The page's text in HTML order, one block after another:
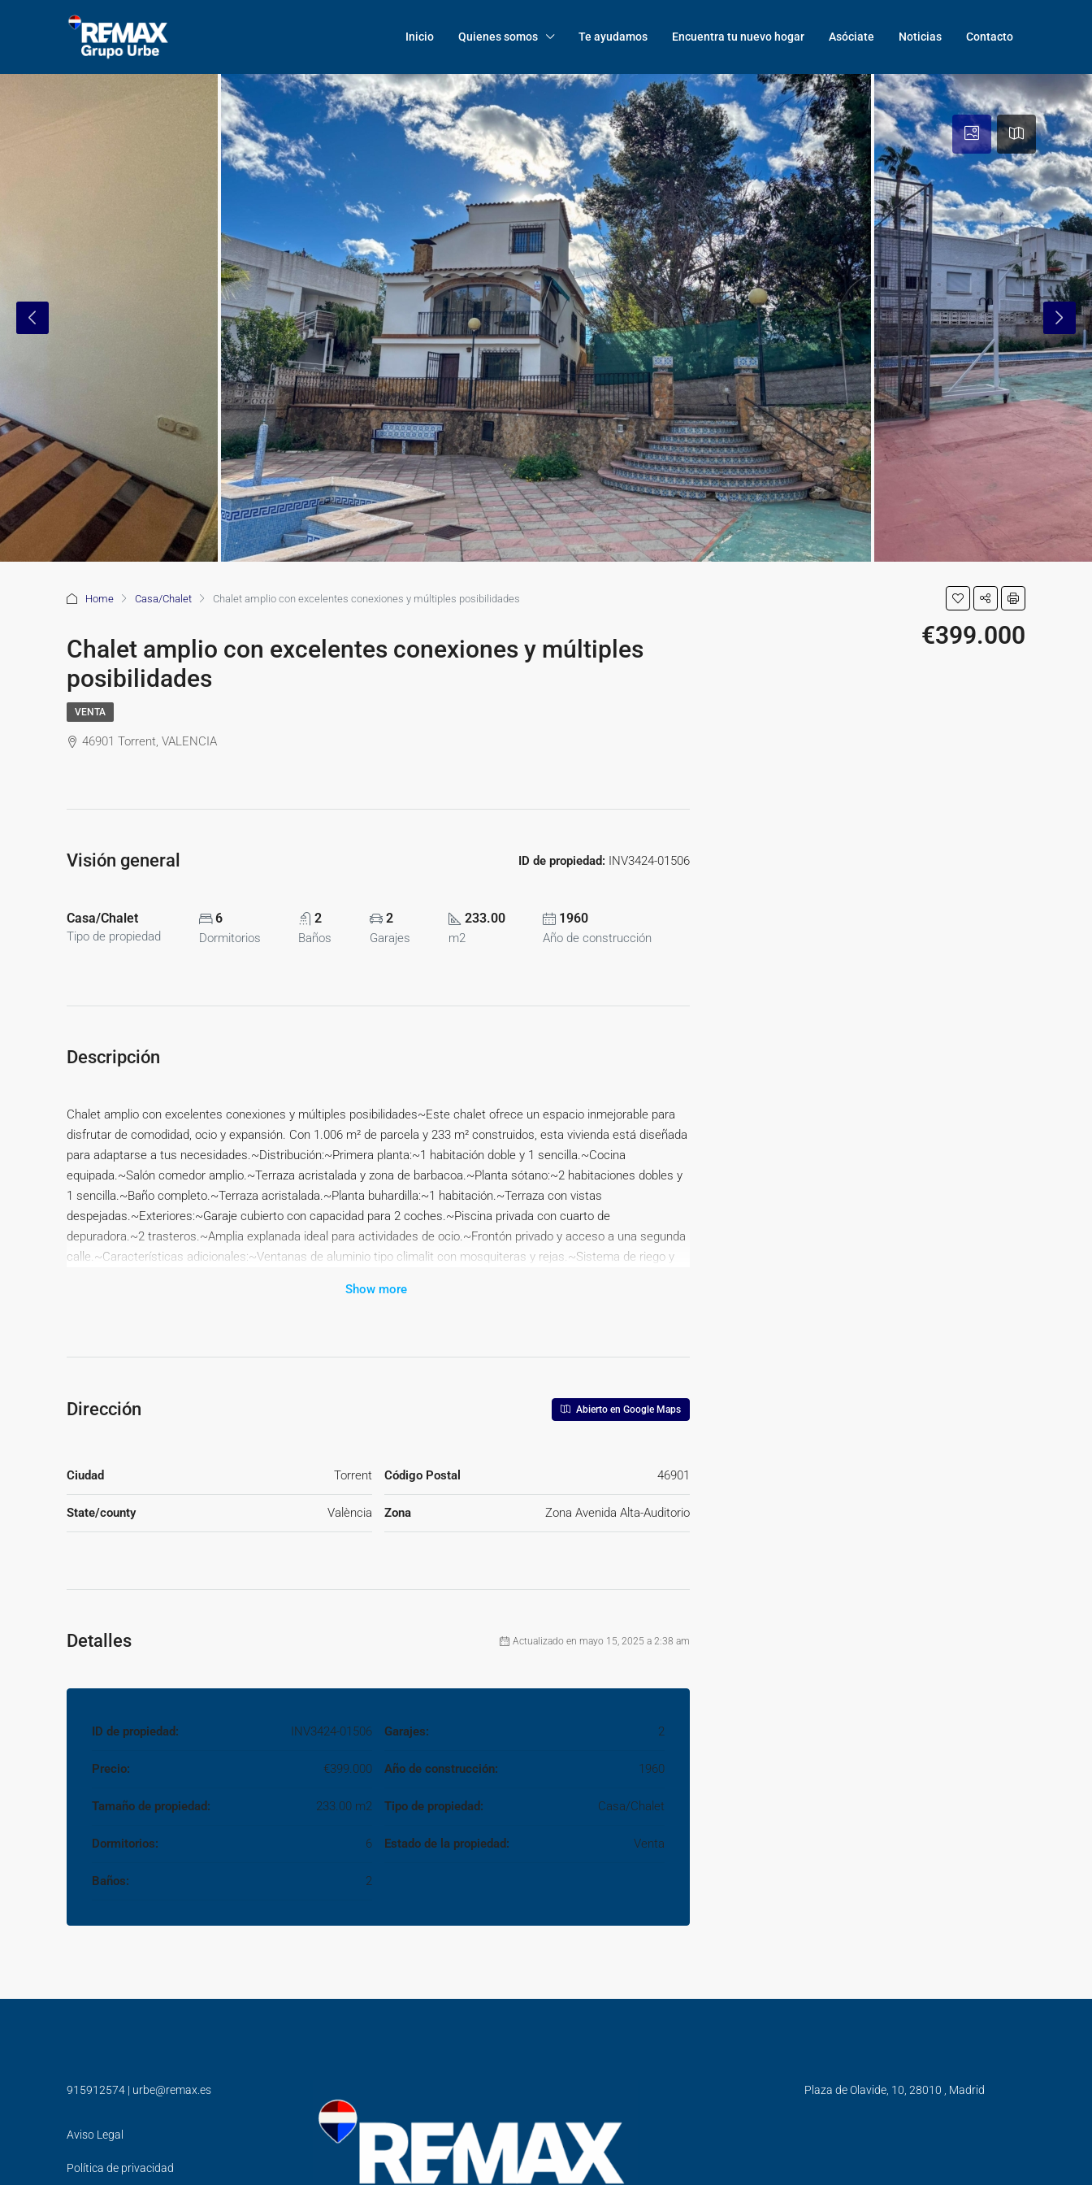
Inicio Quienes somos Te ayudamos Encuentra tu nuevo hogar Asóciate Noticias Contacto
Home Casa/Chalet Chalet amplio con excelentes conexiones y múltiples posibilidades
Chalet amplio con excelentes conexiones y múltiples
posibilidades
€399.000
VENTA
46901 Torrent, VALENCIA
Visión general ID de propiedad: INV3424-01506
Casa/Chalet
Tipo de propiedad
6
Dormitorios
2
Baños
2
Garajes
233.00
m2
1960
Año de construcción
Descripción
Chalet amplio con excelentes conexiones y múltiples posibilidades~Este chalet ofrece un espacio inmejorable para
disfrutar de comodidad, ocio y expansión. Con 1.006 m² de parcela y 233 m² construidos, esta vivienda está diseñada
para adaptarse a tus necesidades.~Distribución:~Primera planta:~1 habitación doble y 1 sencilla.~Cocina
equipada.~Salón comedor amplio.~Terraza acristalada y zona de barbacoa.~Planta sótano:~2 habitaciones dobles y
1 sencilla.~Baño completo.~Terraza acristalada.~Planta buhardilla:~1 habitación.~Terraza con vistas
despejadas.~Exteriores:~Garaje cubierto con capacidad para 2 coches.~Piscina privada con cuarto de
depuradora.~2 trasteros.~Amplia explanada ideal para actividades de ocio.~Frontón privado y acceso a una segunda
calle.~Características adicionales:~Ventanas de aluminio tipo climalit con mosquiteras y rejas.~Sistema de riego y
segregación: posibilidad de construir una vivienda adicional.~Ubicación y conexiones: Excelente comunicación con
informativo y en ningún caso carácter contractual, pudiendo ser modificados por la inmobiliaria comercializadora sin
incluye los gastos de adquisición (Notario, registro, gestión, honorarios, etc…).~
Show more
Dirección Abierto en Google Maps
Ciudad Torrent
State/county València
Código Postal 46901
Zona Zona Avenida Alta-Auditorio
Detalles Actualizado en mayo 15, 2025 a 2:38 am
ID de propiedad: INV3424-01506
Precio: €399.000
Tamaño de propiedad: 233.00 m2
Dormitorios: 6
Baños: 2
Garajes: 2
Año de construcción: 1960
Tipo de propiedad: Casa/Chalet
Estado de la propiedad: Venta
915912574 | urbe@remax.es
Aviso Legal
Política de privacidad
Plaza de Olavide, 10, 28010 , Madrid